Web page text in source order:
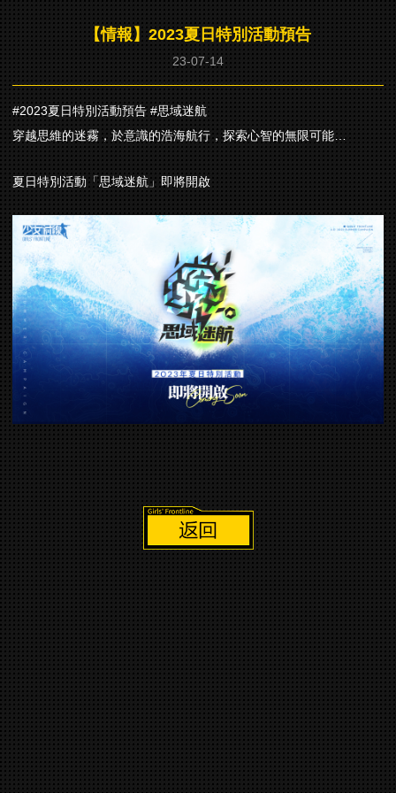
【情報】2023夏日特別活動預告
23-07-14
#2023夏日特別活動預告 #思域迷航
穿越思維的迷霧，於意識的浩海航行，探索心智的無限可能…
夏日特別活動「思域迷航」即將開啟